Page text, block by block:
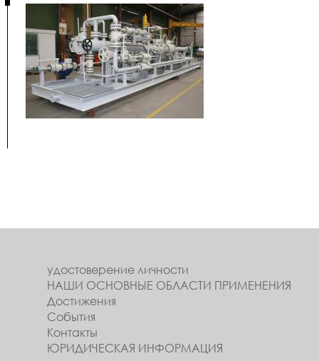
удостоверение личности
НАШИ ОСНОВНЫЕ ОБЛАСТИ ПРИМЕНЕНИЯ
Достижения
События
Контакты
ЮРИДИЧЕСКАЯ ИНФОРМАЦИЯ